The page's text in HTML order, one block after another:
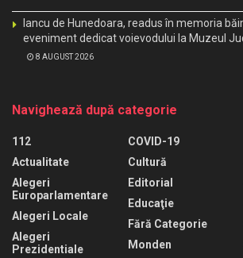
Iancu de Hunedoara, readus în memoria
eveniment dedicat voievodului la Muzeul
8 AUGUST 2026
Navighează după categorie
112
Actualitate
Alegeri
Europarlamentare
Alegeri Locale
Alegeri
Prezidentiale
COVID-19
Cultură
Editorial
Educaţie
Fără Categorie
Monden